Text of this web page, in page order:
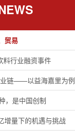
贸易
料行业融资事件
链——以益海嘉里为例
，是中国创制
增量下的机遇与挑战